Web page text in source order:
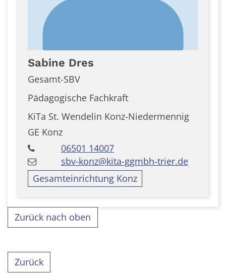
Sabine Dres
Gesamt-SBV
Pädagogische Fachkraft
KiTa St. Wendelin Konz-Niedermennig
GE Konz
06501 14007
sbv-konz@kita-ggmbh-trier.de
Gesamteinrichtung Konz
Zurück nach oben
Zurück